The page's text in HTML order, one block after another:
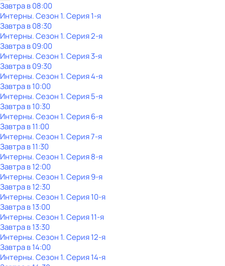
Завтра в 08:00
Интерны. Сезон 1. Серия 1-я
Завтра в 08:30
Интерны. Сезон 1. Серия 2-я
Завтра в 09:00
Интерны. Сезон 1. Серия 3-я
Завтра в 09:30
Интерны. Сезон 1. Серия 4-я
Завтра в 10:00
Интерны. Сезон 1. Серия 5-я
Завтра в 10:30
Интерны. Сезон 1. Серия 6-я
Завтра в 11:00
Интерны. Сезон 1. Серия 7-я
Завтра в 11:30
Интерны. Сезон 1. Серия 8-я
Завтра в 12:00
Интерны. Сезон 1. Серия 9-я
Завтра в 12:30
Интерны. Сезон 1. Серия 10-я
Завтра в 13:00
Интерны. Сезон 1. Серия 11-я
Завтра в 13:30
Интерны. Сезон 1. Серия 12-я
Завтра в 14:00
Интерны. Сезон 1. Серия 14-я